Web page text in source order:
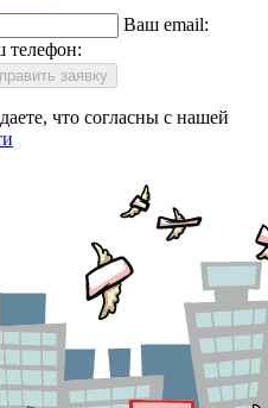
Ваш email:
телефон:
заявку
что согласны с нашей